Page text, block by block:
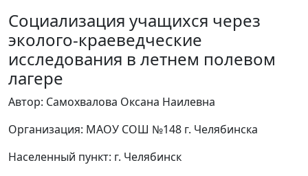
Социализация учащихся через
эколого-краеведческие
исследования в летнем полевом
лагере
Автор: Самохвалова Оксана Наилевна
Организация: МАОУ СОШ №148 г. Челябинска
Населенный пункт: г. Челябинск